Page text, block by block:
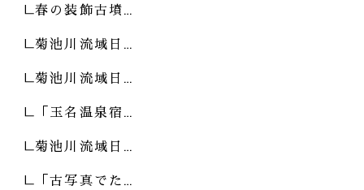
春の装飾古墳…
菊池川流域日…
菊池川流域日…
「玉名温泉宿…
菊池川流域日…
「古写真でた…